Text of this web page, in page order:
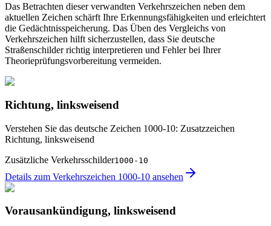
Das Betrachten dieser verwandten Verkehrszeichen neben dem
aktuellen Zeichen schärft Ihre Erkennungsfähigkeiten und erleichtert
die Gedächtnisspeicherung. Das Üben des Vergleichs von
Verkehrszeichen hilft sicherzustellen, dass Sie deutsche
Straßenschilder richtig interpretieren und Fehler bei Ihrer
Theorieprüfungsvorbereitung vermeiden.
Richtung, linksweisend
Verstehen Sie das deutsche Zeichen 1000-10: Zusatzzeichen
Richtung, linksweisend
Zusätzliche Verkehrsschilder1000-10
Details zum Verkehrszeichen 1000-10 ansehen
Vorausankündigung, linksweisend